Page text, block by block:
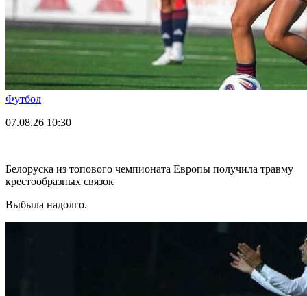
Футбол
07.08.26 10:30
Белоруска из топового чемпионата Европы получила травму
крестообразных связок
Выбыла надолго.